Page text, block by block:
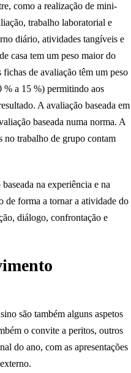
como a realização de mini-
trabalho laboratorial e
diário, atividades tangíveis e
casa tem um peso maior do
de avaliação têm um peso
% a 15 %) permitindo aos
A avaliação baseada em
baseada numa norma. A
no trabalho de grupo contam
na experiência e na
de forma a tornar a atividade do
diálogo, confrontação e
são também alguns aspetos
o convite a peritos, outros
do ano, com as apresentações